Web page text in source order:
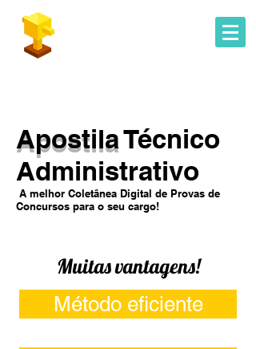
ApostilaTécnico
Administrativo
A melhor Coletânea Digital de Provas de
Concursos para o seu cargo!
Muitas vantagens!
Método eficiente